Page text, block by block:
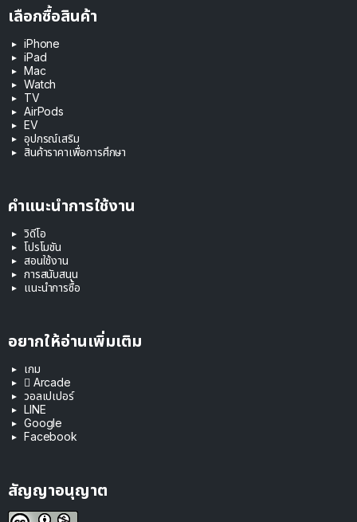
เลือกซื้อสินค้า
iPhone
iPad
Mac
Watch
TV
AirPods
EV
อุปกรณ์เสริม
สินค้าราคาเพื่อการศึกษา
คำแนะนำการใช้งาน
วิดีโอ
โปรโมชัน
สอนใช้งาน
การสนับสนุน
แนะนำการซื้อ
อยากให้อ่านเพิ่มเติม
เกม
 Arcade
วอลเปเปอร์
LINE
Google
Facebook
สัญญาอนุญาต